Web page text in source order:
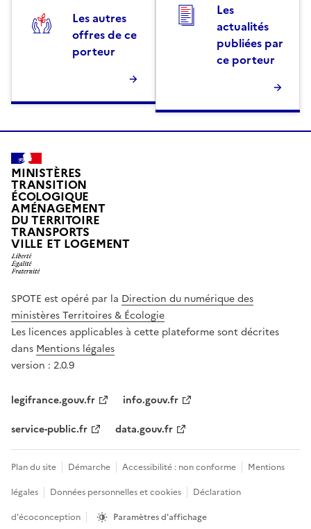
Les autres
offres de ce
porteur
Les
actualités
publiées par
ce porteur
MINISTÈRES
TRANSITION
ÉCOLOGIQUE
AMÉNAGEMENT
DU TERRITOIRE
TRANSPORTS
VILLE ET LOGEMENT
SPOTE est opéré par la Direction du numérique des
ministères Territoires & Écologie
Les licences applicables à cette plateforme sont décrites
dans Mentions légales
version : 2.0.9
legifrance.gouv.fr
info.gouv.fr
service-public.fr
data.gouv.fr
Plan du site Démarche Accessibilité : non conforme
Mentions
légales
Données personnelles et cookies
Déclaration
d'écoconception
Paramètres d'affichage